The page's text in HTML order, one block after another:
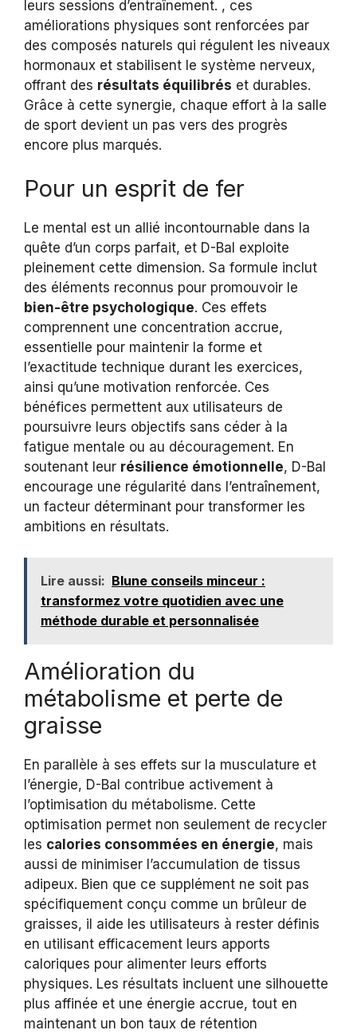
leurs sessions d’entraînement. , ces
améliorations physiques sont renforcées par
des composés naturels qui régulent les niveaux
hormonaux et stabilisent le système nerveux,
offrant des résultats équilibrés et durables.
Grâce à cette synergie, chaque effort à la salle
de sport devient un pas vers des progrès
encore plus marqués.
Pour un esprit de fer
Le mental est un allié incontournable dans la
quête d’un corps parfait, et D-Bal exploite
pleinement cette dimension. Sa formule inclut
des éléments reconnus pour promouvoir le
bien-être psychologique. Ces effets
comprennent une concentration accrue,
essentielle pour maintenir la forme et
l’exactitude technique durant les exercices,
ainsi qu’une motivation renforcée. Ces
bénéfices permettent aux utilisateurs de
poursuivre leurs objectifs sans céder à la
fatigue mentale ou au découragement. En
soutenant leur résilience émotionnelle, D-Bal
encourage une régularité dans l’entraînement,
un facteur déterminant pour transformer les
ambitions en résultats.
Lire aussi: Blune conseils minceur :
transformez votre quotidien avec une
méthode durable et personnalisée
Amélioration du
métabolisme et perte de
graisse
En parallèle à ses effets sur la musculature et
l’énergie, D-Bal contribue activement à
l’optimisation du métabolisme. Cette
optimisation permet non seulement de recycler
les calories consommées en énergie, mais
aussi de minimiser l’accumulation de tissus
adipeux. Bien que ce supplément ne soit pas
spécifiquement conçu comme un brûleur de
graisses, il aide les utilisateurs à rester définis
en utilisant efficacement leurs apports
caloriques pour alimenter leurs efforts
physiques. Les résultats incluent une silhouette
plus affinée et une énergie accrue, tout en
maintenant un bon taux de rétention